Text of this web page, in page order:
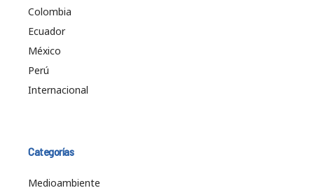
Colombia
Ecuador
México
Perú
Internacional
Categorías
Medioambiente